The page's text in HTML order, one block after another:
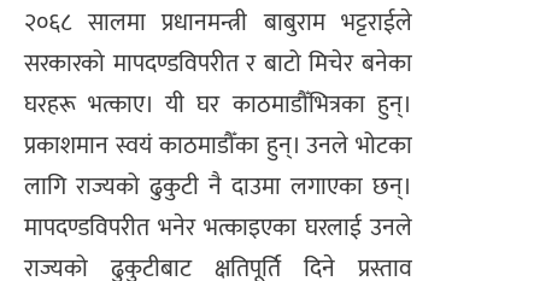
२०६८ सालमा प्रधानमन्त्री बाबुराम भट्टराईले
सरकारको मापदण्डविपरीत र बाटो मिचेर बनेका
घरहरू भत्काए। यी घर काठमाडौँभित्रका हुन्।
प्रकाशमान स्वयं काठमाडौँका हुन्। उनले भोटका
लागि राज्यको ढुकुटी नै दाउमा लगाएका छन्।
मापदण्डविपरीत भनेर भत्काइएका घरलाई उनले
राज्यको ढुकुटीबाट क्षतिपूर्ति दिने प्रस्ताव